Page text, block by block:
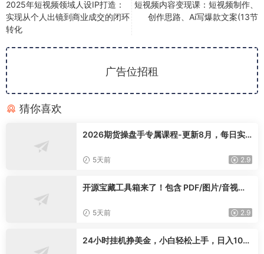
2025年短视频领域人设IP打造：
实现从个人出镜到商业成交的闭环
转化
短视频内容变现课：短视频制作、
创作思路、Ai写爆款文案(13节
广告位招租
猜你喜欢
2026期货操盘手专属课程-更新8月，每日实
5天前 2.9
开源宝藏工具箱来了！包含 PDF/图片/音视频/
knit-desktop
5天前 2.9
24小时挂机挣美金，小白轻松上手，日入100